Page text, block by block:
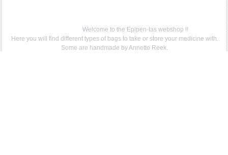
Welcome to the Epipen-tas webshop !!
Here you will find different types of bags to take or store your medicine with.
Some are handmade by Annette Reek.